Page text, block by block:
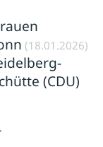
(18.01.2026)
(CDU)